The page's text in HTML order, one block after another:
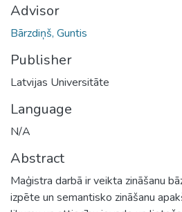
Advisor
Bārzdiņš, Guntis
Publisher
Latvijas Universitāte
Language
N/A
Abstract
Maģistra darbā ir veikta zināšanu
izpēte un semantisko zināšanu